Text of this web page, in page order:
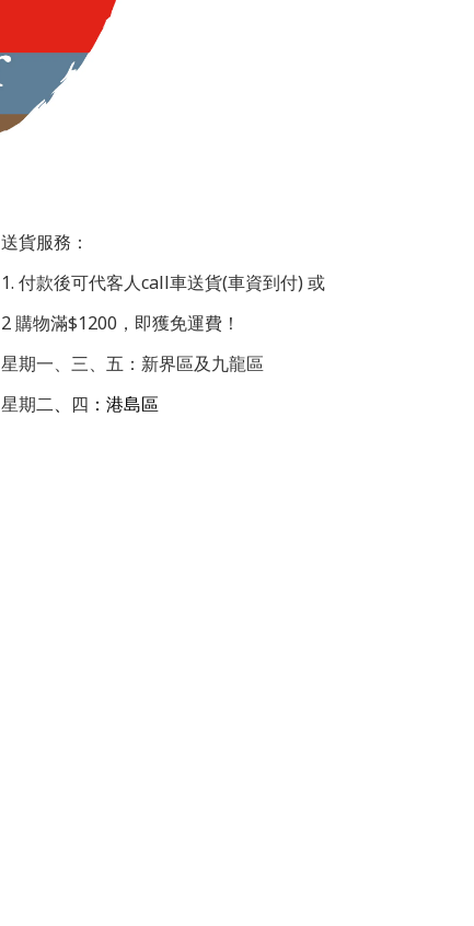
送貨服務：
1. 付款後可代客人call車送貨(車資到付) 或
2 購物滿$1200，即獲免運費！
星期一、三、五：新界區及九龍區
星期二、 四 ：港島區